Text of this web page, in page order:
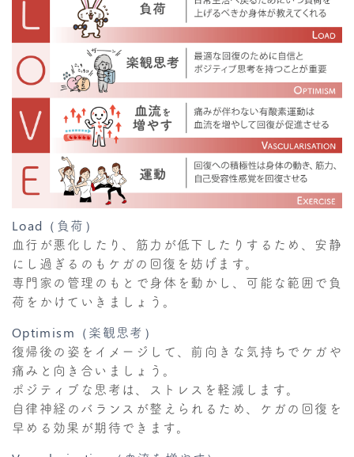
Load（負荷）
血行が悪化したり、筋力が低下したりするため、安静
にし過ぎるのもケガの回復を妨げます。
専門家の管理のもとで身体を動かし、可能な範囲で負
荷をかけていきましょう。
Optimism（楽観思考）
復帰後の姿をイメージして、前向きな気持ちでケガや
痛みと向き合いましょう。
ポジティブな思考は、ストレスを軽減します。
自律神経のバランスが整えられるため、ケガの回復を
早める効果が期待できます。